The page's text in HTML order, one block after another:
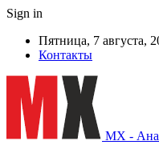
Sign in
Пятница, 7 августа,
Контакты
MX -